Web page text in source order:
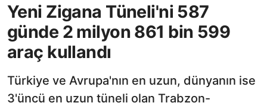
Yeni Zigana Tüneli'ni 587
günde 2 milyon 861 bin 599
araç kullandı
Türkiye ve Avrupa'nın en uzun, dünyanın ise
3'üncü en uzun tüneli olan Trabzon-